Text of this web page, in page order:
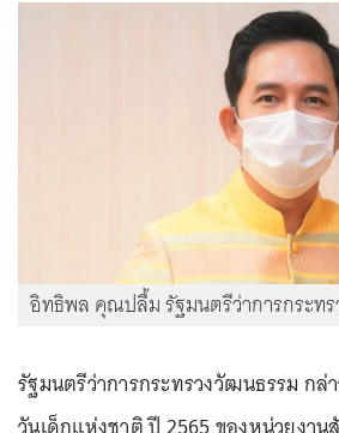
อิทธิพล คุณปลื้ม รัฐมนตรีว่าการกระท
รัฐมนตรีว่าการกระทรวงวัฒนธรรม กล่